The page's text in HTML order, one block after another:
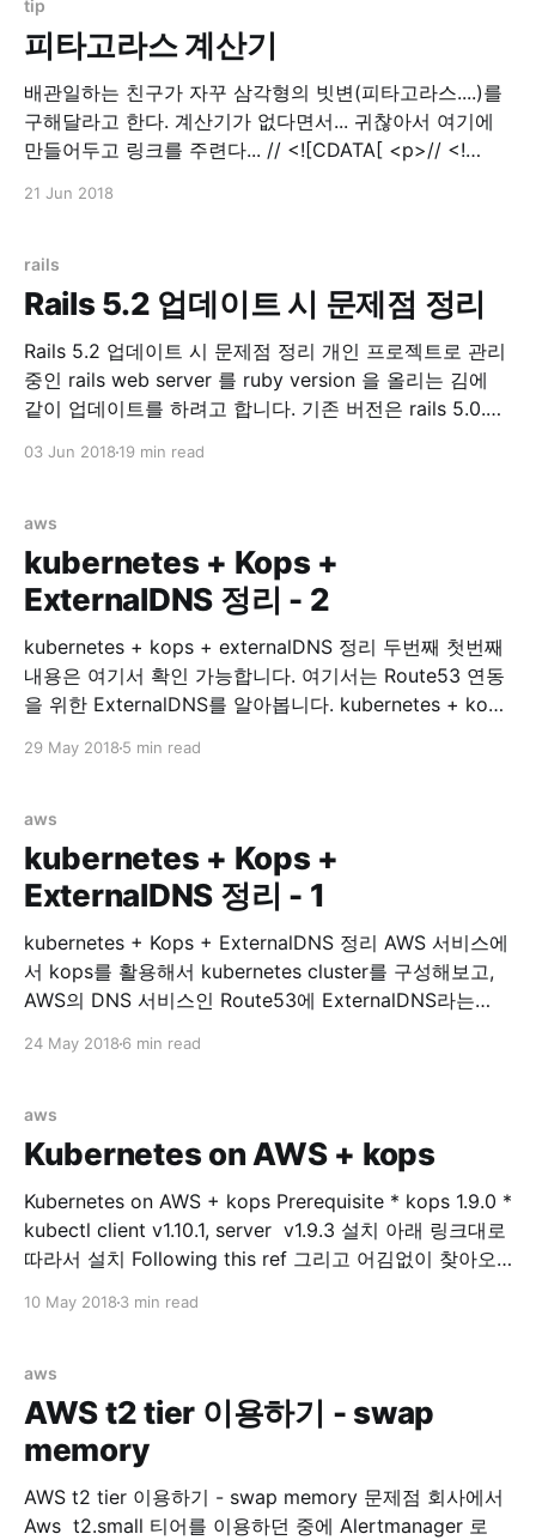
tip
피타고라스 계산기
배관일하는 친구가 자꾸 삼각형의 빗변(피타고라스....)를
구해달라고 한다. 계산기가 없다면서... 귀찮아서 여기에
만들어두고 링크를 주련다... // <![CDATA[ <p>// <!
$('input[name=result]'
21 Jun 2018
rails
Rails 5.2 업데이트 시 문제점 정리
Rails 5.2 업데이트 시 문제점 정리 개인 프로젝트로 관리
중인 rails web server 를 ruby version 을 올리는 김에
같이 업데이트를 하려고 합니다. 기존 버전은 rails 5.0.3
03 Jun 2018 19 min read
aws
kubernetes + Kops +
ExternalDNS 정리 - 2
kubernetes + kops + externalDNS 정리 두번째 첫번째
내용은 여기서 확인 가능합니다. 여기서는 Route53 연동
을 위한 ExternalDNS를 알아봅니다. kubernetes + kops
Services 들을 위해 Route53 연동을 시작해봅시다.
kubernetes-incubator/external-dns · GitHub 위 링크에
가면 ExternalDNS on AWS 에 대한 설명이
29 May 2018 5 min read
aws
kubernetes + Kops +
ExternalDNS 정리 - 1
kubernetes + Kops + ExternalDNS 정리 AWS 서비스에
서 kops를 활용해서 kubernetes cluster를 구성해보고,
AWS의 DNS 서비스인 Route53에 ExternalDNS라는
study를 하며 알게된 부분을 정리하는데 목적이 있습니
24 May 2018 6 min read
aws
Kubernetes on AWS + kops
Kubernetes on AWS + kops Prerequisite * kops 1.9.0 *
kubectl client v1.10.1, server v1.9.3 설치 아래 링크대로
따라서 설치 Following this ref 그리고 어김없이 찾아오
kops update cluster —yes $NAME) 후에 아래와 같은
10 May 2018 3 min read
aws
AWS t2 tier 이용하기 - swap
memory
AWS t2 tier 이용하기 - swap memory 문제점 회사에서
Aws t2.small 티어를 이용하던 중에 Alertmanager 로